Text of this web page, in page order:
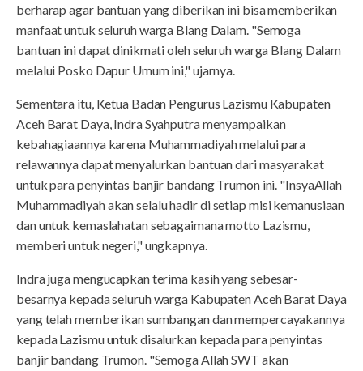
berharap agar bantuan yang diberikan ini bisa memberikan
manfaat untuk seluruh warga Blang Dalam. "Semoga
bantuan ini dapat dinikmati oleh seluruh warga Blang Dalam
melalui Posko Dapur Umum ini," ujarnya.
Sementara itu, Ketua Badan Pengurus Lazismu Kabupaten
Aceh Barat Daya, Indra Syahputra menyampaikan
kebahagiaannya karena Muhammadiyah melalui para
relawannya dapat menyalurkan bantuan dari masyarakat
untuk para penyintas banjir bandang Trumon ini. "InsyaAllah
Muhammadiyah akan selalu hadir di setiap misi kemanusiaan
dan untuk kemaslahatan sebagaimana motto Lazismu,
memberi untuk negeri," ungkapnya.
Indra juga mengucapkan terima kasih yang sebesar-
besarnya kepada seluruh warga Kabupaten Aceh Barat Daya
yang telah memberikan sumbangan dan mempercayakannya
kepada Lazismu untuk disalurkan kepada para penyintas
banjir bandang Trumon. "Semoga Allah SWT akan